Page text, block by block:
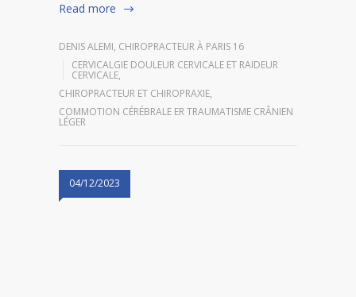
Read more
DENIS ALEMI, CHIROPRACTEUR À PARIS 16
CERVICALGIE DOULEUR CERVICALE ET RAIDEUR
CERVICALE,
CHIROPRACTEUR ET CHIROPRAXIE,
COMMOTION CÉRÉBRALE ER TRAUMATISME CRÂNIEN
LÉGER
04/12/2023